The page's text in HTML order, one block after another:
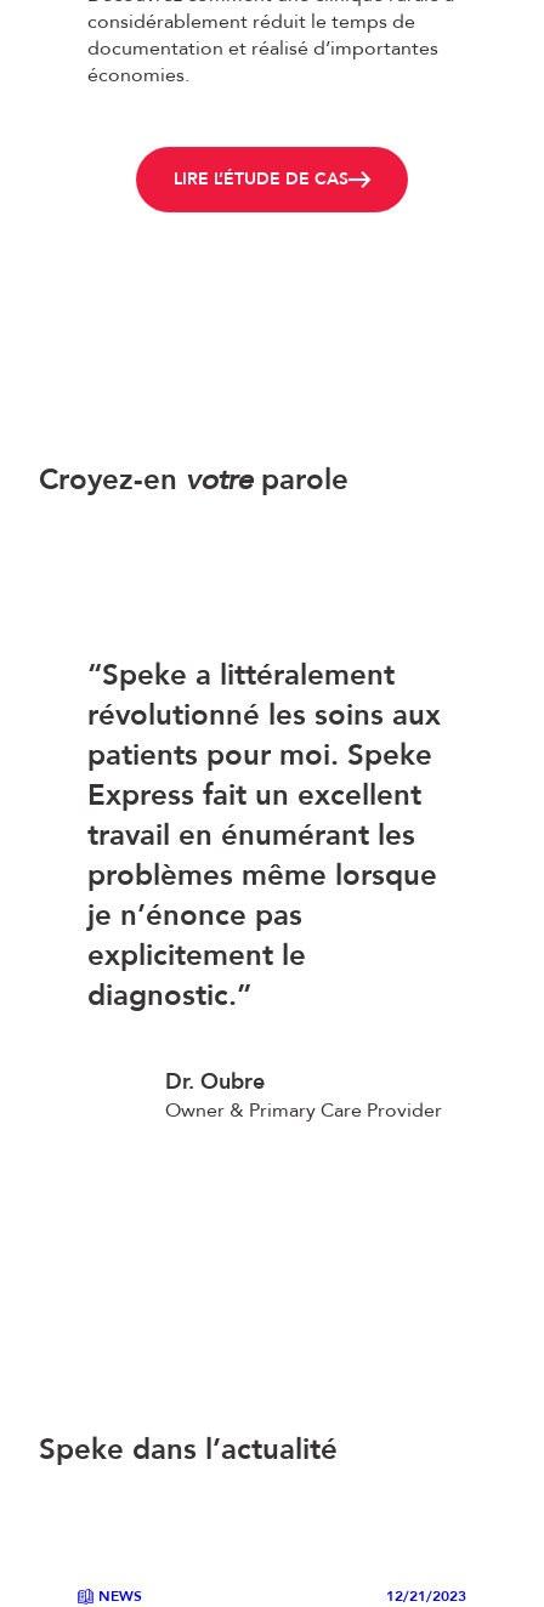
considérablement réduit le temps de
documentation et réalisé d’importantes
économies.
LIRE L’ÉTUDE DE CAS
Croyez-en votreparole
“Speke a littéralement
révolutionné les soins aux
patients pour moi. Speke
Express fait un excellent
travail en énumérant les
problèmes même lorsque
je n’énonce pas
explicitement le
diagnostic.”
Dr. Oubre
Owner & Primary Care Provider
Speke dans l’actualité
NEWS 12/21/2023